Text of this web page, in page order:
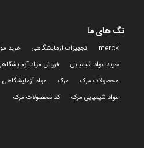
تگ های ما
merck تجهیزات ازمایشگاهی
خرید
خرید مواد شیمیایی
فروش مواد
محصولات مرک
مرک مواد آزمایشگاهی
مواد شیمیایی مرک
کد محصولات مرک